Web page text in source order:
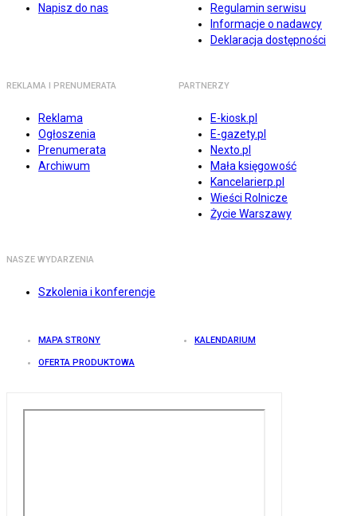
Napisz do nas
Regulamin serwisu
Informacje o nadawcy
Deklaracja dostępności
REKLAMA I PRENUMERATA
Reklama
Ogłoszenia
Prenumerata
Archiwum
PARTNERZY
E-kiosk.pl
E-gazety.pl
Nexto.pl
Mała księgowość
Kancelarierp.pl
Wieści Rolnicze
Życie Warszawy
NASZE WYDARZENIA
Szkolenia i konferencje
MAPA STRONY KALENDARIUM
OFERTA PRODUKTOWA